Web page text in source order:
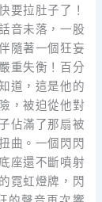
要拉肚子了！
音未落，一股
隨著一個狂妄
重失衡！百分
道，這是他的
，被迫從他對
佔滿了那扇被
曲。一個閃閃
座還不斷噴射
霓虹燈牌，閃